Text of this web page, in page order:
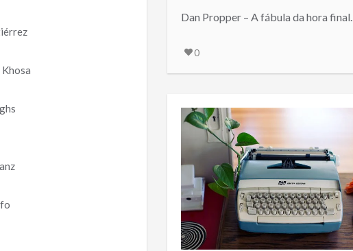
Dan Propper – A fábula da hora final.
0